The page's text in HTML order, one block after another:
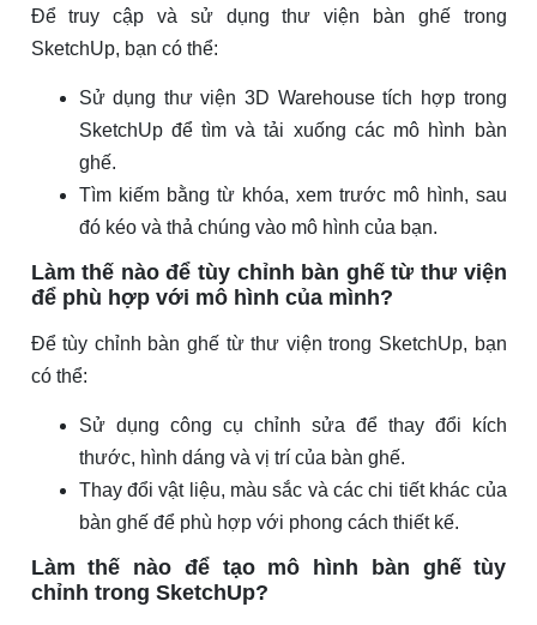
Để truy cập và sử dụng thư viện bàn ghế trong
SketchUp, bạn có thể:
Sử dụng thư viện 3D Warehouse tích hợp trong
SketchUp để tìm và tải xuống các mô hình bàn
ghế.
Tìm kiếm bằng từ khóa, xem trước mô hình, sau
đó kéo và thả chúng vào mô hình của bạn.
Làm thế nào để tùy chỉnh bàn ghế từ thư viện
để phù hợp với mô hình của mình?
Để tùy chỉnh bàn ghế từ thư viện trong SketchUp, bạn
có thể:
Sử dụng công cụ chỉnh sửa để thay đổi kích
thước, hình dáng và vị trí của bàn ghế.
Thay đổi vật liệu, màu sắc và các chi tiết khác của
bàn ghế để phù hợp với phong cách thiết kế.
Làm thế nào để tạo mô hình bàn ghế tùy
chỉnh trong SketchUp?